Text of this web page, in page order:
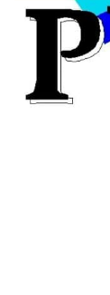
Hongrie :
éducatives,
25 juin 2026
En Hongrie,
Tisza
contre le